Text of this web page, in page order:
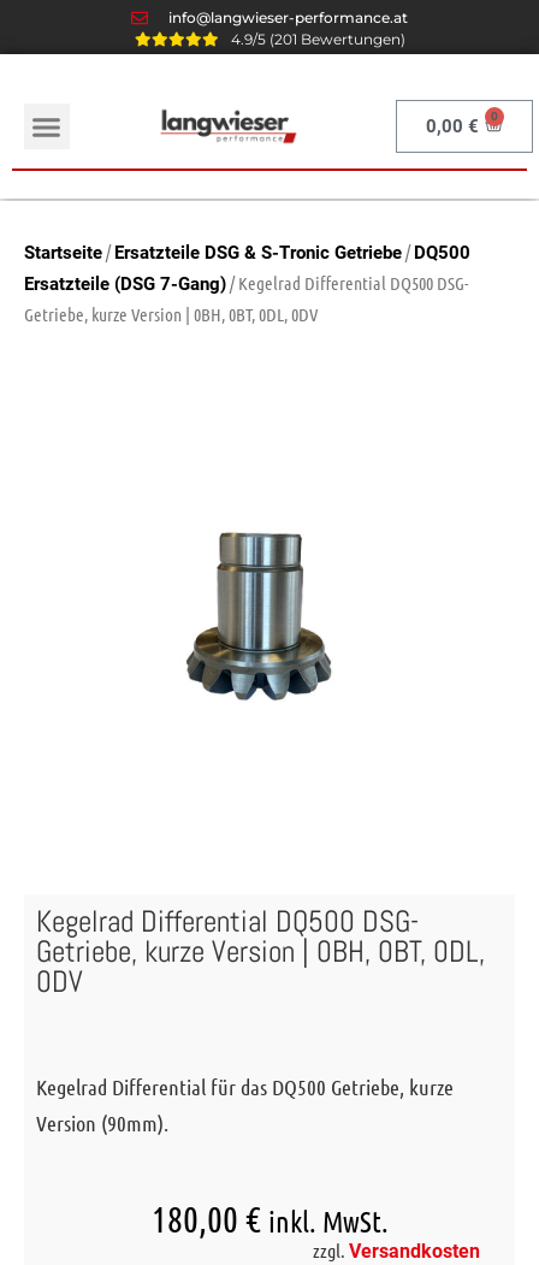
info@langwieser-performance.at
4.9/5 (201 Bewertungen)
0,00€
Startseite/Ersatzteile DSG & S-Tronic Getriebe/DQ500
Ersatzteile (DSG 7-Gang)/ Kegelrad Differential DQ500 DSG-
Getriebe, kurze Version | 0BH, 0BT, 0DL, 0DV
Kegelrad Differential DQ500 DSG-
Getriebe, kurze Version | 0BH, 0BT, 0DL,
0DV
Kegelrad Differential für das DQ500 Getriebe, kurze
Version (90mm).
180,00€ inkl. MwSt.
zzgl. Versandkosten